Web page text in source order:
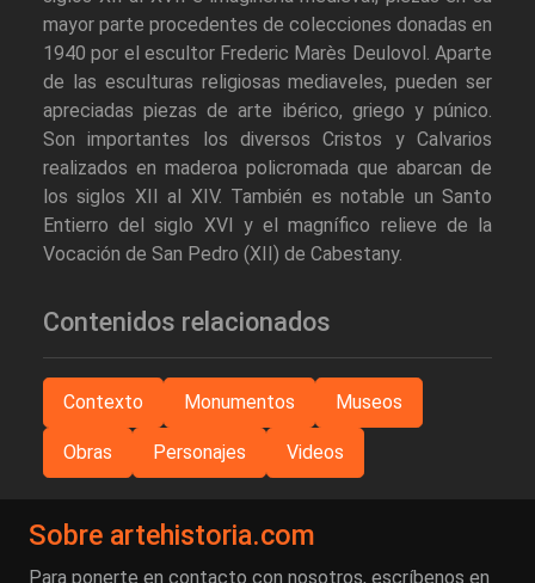
mayor parte procedentes de colecciones donadas en
1940 por el escultor Frederic Marès Deulovol. Aparte
de las esculturas religiosas mediaveles, pueden ser
apreciadas piezas de arte ibérico, griego y púnico.
Son importantes los diversos Cristos y Calvarios
realizados en maderoa policromada que abarcan de
los siglos XII al XIV. También es notable un Santo
Entierro del siglo XVI y el magnífico relieve de la
Vocación de San Pedro (XII) de Cabestany.
Contenidos relacionados
Contexto Monumentos Museos
Obras Personajes Videos
Sobre artehistoria.com
Para ponerte en contacto con nosotros, escríbenos en